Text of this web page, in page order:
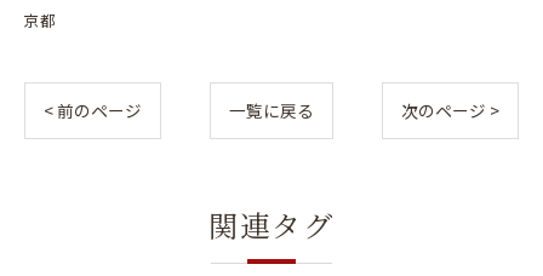
京都
< 前のページ 一覧に戻る 次のページ >
関連タグ